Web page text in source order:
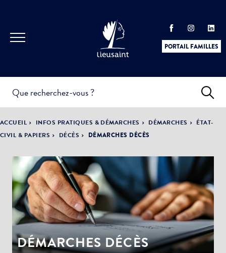
PORTAIL FAMILLES
PRATIQUES &
DÉMARCHES
ACTUALITÉS &
ÉVÈNEMENTS
LA VILLE
DÉMOCRATIE
PARTICIPATIVE
ACCUEIL INFOS PRATIQUES & DÉMARCHES DÉMARCHES
ÉTAT-
CIVIL & PAPIERS
DÉCÈS DÉMARCHES DÉCÈS
DÉMARCHES DÉCÈS